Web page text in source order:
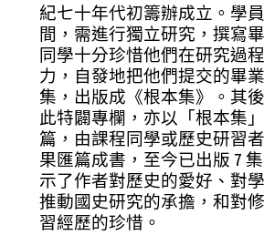
紀七十年代初籌辦成立。學
間，需進行獨立研究，撰寫
同學十分珍惜他們在研究過
力，自發地把他們提交的畢
集，出版成《根本集》。其
此特闢專欄，亦以「根本集
篇，由課程同學或歷史研習
果匯篇成書，至今已出版 7
示了作者對歷史的愛好、對
推動國史研究的承擔，和對
習經歷的珍惜。